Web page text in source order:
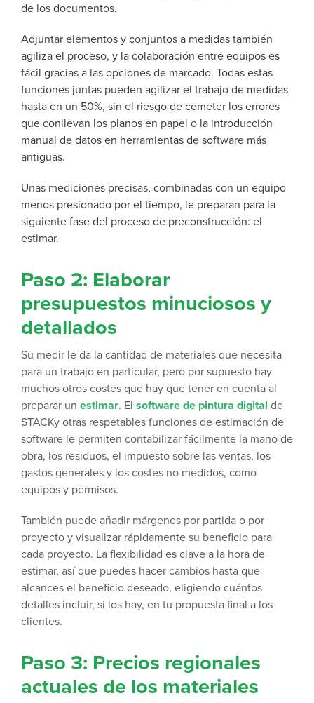
de los documentos.
Adjuntar elementos y conjuntos a medidas también
agiliza el proceso, y la colaboración entre equipos es
fácil gracias a las opciones de marcado. Todas estas
funciones juntas pueden agilizar el trabajo de medidas
hasta en un 50%, sin el riesgo de cometer los errores
que conllevan los planos en papel o la introducción
manual de datos en herramientas de software más
antiguas.
Unas mediciones precisas, combinadas con un equipo
menos presionado por el tiempo, le preparan para la
siguiente fase del proceso de preconstrucción: el
estimar.
Paso 2: Elaborar
presupuestos minuciosos y
detallados
Su medir le da la cantidad de materiales que necesita
para un trabajo en particular, pero por supuesto hay
muchos otros costes que hay que tener en cuenta al
preparar un estimar. El software de pintura digital de
STACKy otras respetables funciones de estimación de
software le permiten contabilizar fácilmente la mano de
obra, los residuos, el impuesto sobre las ventas, los
gastos generales y los costes no medidos, como
equipos y permisos.
También puede añadir márgenes por partida o por
proyecto y visualizar rápidamente su beneficio para
cada proyecto. La flexibilidad es clave a la hora de
estimar, así que puedes hacer cambios hasta que
alcances el beneficio deseado, eligiendo cuántos
detalles incluir, si los hay, en tu propuesta final a los
clientes.
Paso 3: Precios regionales
actuales de los materiales